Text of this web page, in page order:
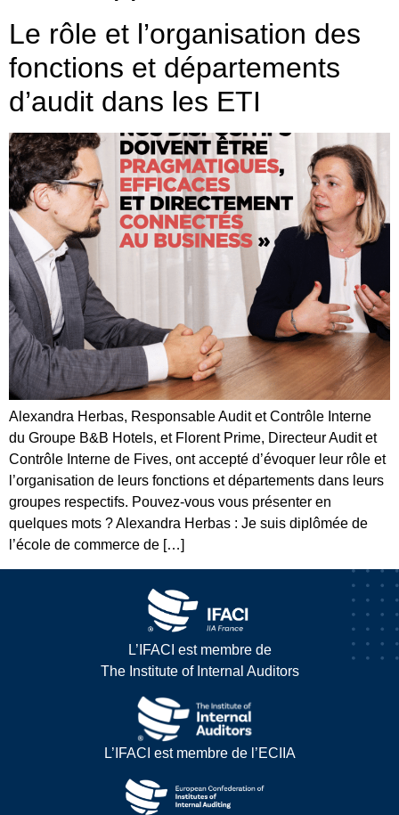
Le rôle et l’organisation des
fonctions et départements
d’audit dans les ETI
Alexandra Herbas, Responsable Audit et Contrôle Interne
du Groupe B&B Hotels, et Florent Prime, Directeur Audit et
Contrôle Interne de Fives, ont accepté d’évoquer leur rôle et
l’organisation de leurs fonctions et départements dans leurs
groupes respectifs. Pouvez-vous vous présenter en
quelques mots ? Alexandra Herbas : Je suis diplômée de
l’école de commerce de […]
L’IFACI est membre de
The Institute of Internal Auditors
L’IFACI est membre de l’ECIIA